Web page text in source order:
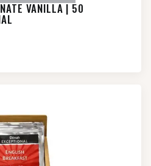
VANILLA | 50